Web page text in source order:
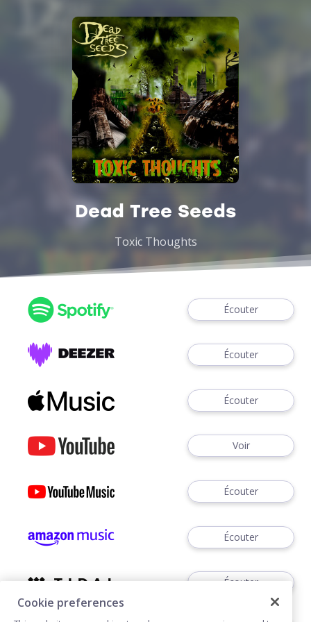
Dead Tree Seeds
Toxic Thoughts
Écouter
Écouter
Écouter
Voir
Écouter
Écouter
Écouter
Cookie preferences